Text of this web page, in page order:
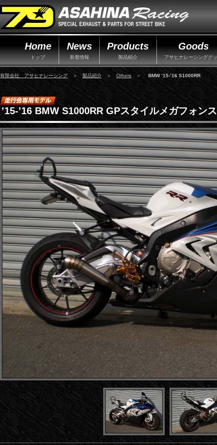
Home
トップ
News
新着情報
Products
製品紹介
Goods
アサヒナレーシンググ
有限会社 アサヒナレーシング ＞ 製品紹介 ＞ Others ＞ BMW ’15-’16 S1000RR
’15-’16 BMW S1000RR GPスタイルメガフォン